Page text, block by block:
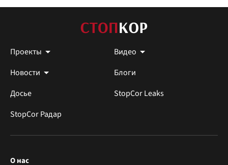
Проекты
Видео
Новости
Блоги
Досье
StopCor Leaks
StopCor Радар
О нас